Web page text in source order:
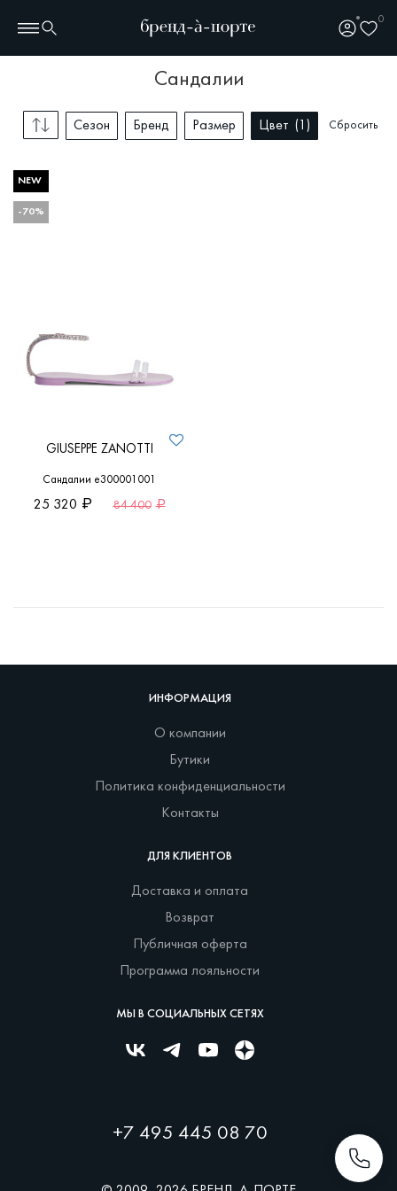
0
сандалии
Сезон Бренд Размер Цвет 1 Сбросить
NEW
-70%
GIUSEPPE ZANOTTI
Сандалии e300001001
25 320 84 400
ИНФОРМАЦИЯ
О компании
Бутики
Политика конфиденциальности
Контакты
ДЛЯ КЛИЕНТОВ
Доставка и оплата
Возврат
Публичная оферта
Программа лояльности
МЫ В СОЦИАЛЬНЫХ СЕТЯХ
+7 495 445 08 70